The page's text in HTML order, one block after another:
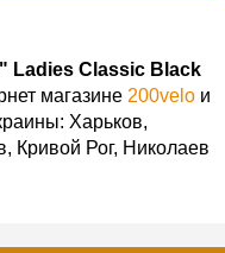
Ladies Classic Black
магазине 200velo и
Харьков,
Кривой Рог, Николаев